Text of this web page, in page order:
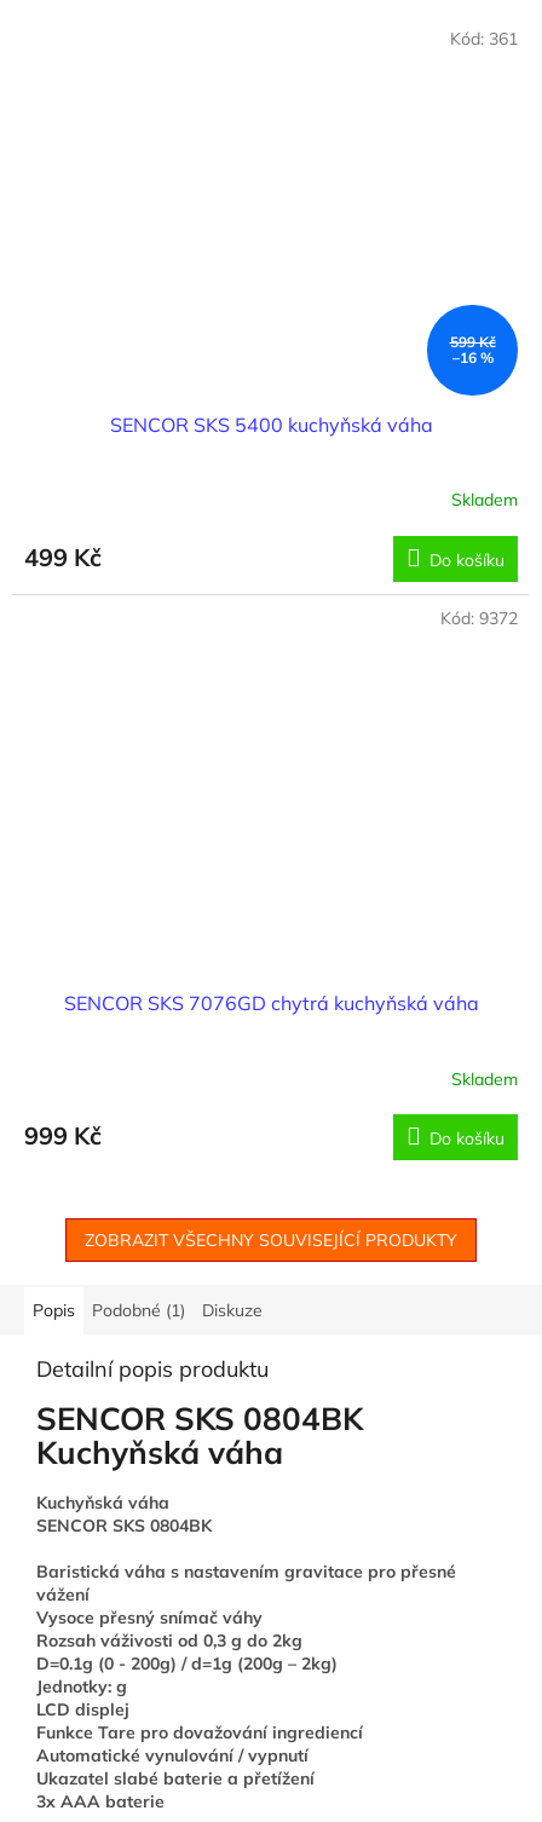
599 Kč
–16 %
SENCOR SKS 5400 kuchyňská váha
Skladem
499 Kč Do košíku
Kód: 361
SENCOR SKS 7076GD chytrá kuchyňská váha
Skladem
999 Kč Do košíku
Kód: 9372
ZOBRAZIT VŠECHNY SOUVISEJÍCÍ PRODUKTY
Popis Podobné (1) Diskuze
Detailní popis produktu
SENCOR SKS 0804BK
Kuchyňská váha
Kuchyňská váha
SENCOR SKS 0804BK
Baristická váha s nastavením gravitace pro přesné
vážení
Vysoce přesný snímač váhy
Rozsah váživosti od 0,3 g do 2kg
D=0.1g (0 - 200g) / d=1g (200g – 2kg)
Jednotky: g
LCD displej
Funkce Tare pro dovažování ingrediencí
Automatické vynulování / vypnutí
Ukazatel slabé baterie a přetížení
3x AAA baterie